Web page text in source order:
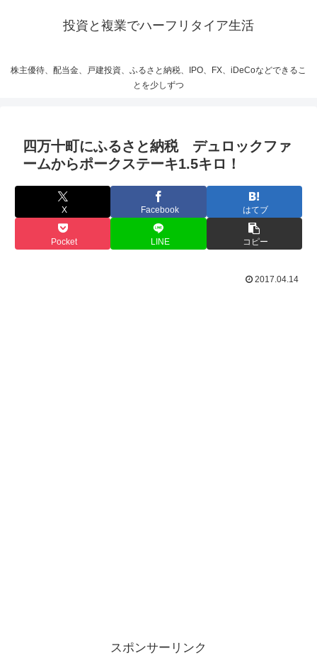
投資と複業でハーフリタイア生活
株主優待、配当金、戸建投資、ふるさと納税、IPO、FX、iDeCoなどできるこ
とを少しずつ
四万十町にふるさと納税 デュロックファ
ームからポークステーキ1.5キロ！
X Facebook はてブ
Pocket LINE コピー
2017.04.14
スポンサーリンク